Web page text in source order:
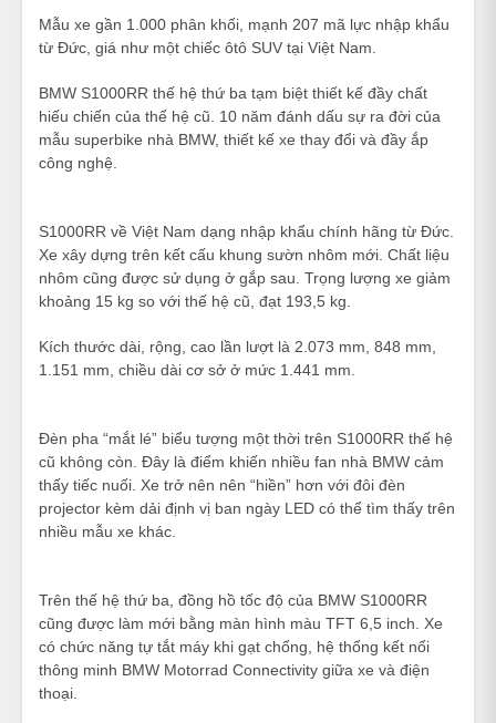
Mẫu xe gần 1.000 phân khối, mạnh 207 mã lực nhập khẩu
từ Đức, giá như một chiếc ôtô SUV tại Việt Nam.
BMW S1000RR thế hệ thứ ba tạm biệt thiết kế đầy chất
hiếu chiến của thế hệ cũ. 10 năm đánh dấu sự ra đời của
mẫu superbike nhà BMW, thiết kế xe thay đổi và đầy ắp
công nghệ.
S1000RR về Việt Nam dạng nhập khẩu chính hãng từ Đức.
Xe xây dựng trên kết cấu khung sườn nhôm mới. Chất liệu
nhôm cũng được sử dụng ở gắp sau. Trọng lượng xe giảm
khoảng 15 kg so với thế hệ cũ, đạt 193,5 kg.
Kích thước dài, rộng, cao lần lượt là 2.073 mm, 848 mm,
1.151 mm, chiều dài cơ sở ở mức 1.441 mm.
Đèn pha “mắt lé” biểu tượng một thời trên S1000RR thế hệ
cũ không còn. Đây là điểm khiến nhiều fan nhà BMW cảm
thấy tiếc nuối. Xe trở nên nên “hiền” hơn với đôi đèn
projector kèm dải định vị ban ngày LED có thể tìm thấy trên
nhiều mẫu xe khác.
Trên thế hệ thứ ba, đồng hồ tốc độ của BMW S1000RR
cũng được làm mới bằng màn hình màu TFT 6,5 inch. Xe
có chức năng tự tắt máy khi gạt chống, hệ thống kết nối
thông minh BMW Motorrad Connectivity giữa xe và điện
thoại.